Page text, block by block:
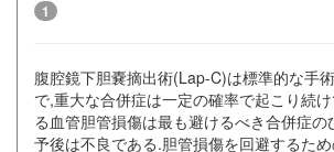
1
腹腔鏡下胆嚢摘出術(Lap-C)は標準的な手
で,重大な合併症は一定の確率で起こり続
る血管胆管損傷は最も避けるべき合併症
予後は不良である.胆管損傷を回避するた